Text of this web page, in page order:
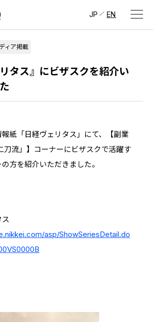
JP EN
て
ス職・コーポレート職
ィア掲載
リタス』にビザスクを紹介い
紙「日経ヴェリタス」にて、【副業
刀流」】コーナーにビザスクで活躍す
方を紹介いただきました。
asp/ShowSeriesDetail.do